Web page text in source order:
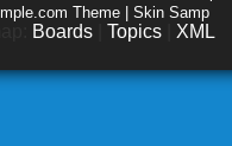
Theme | Skin Samp
Boards Topics XML